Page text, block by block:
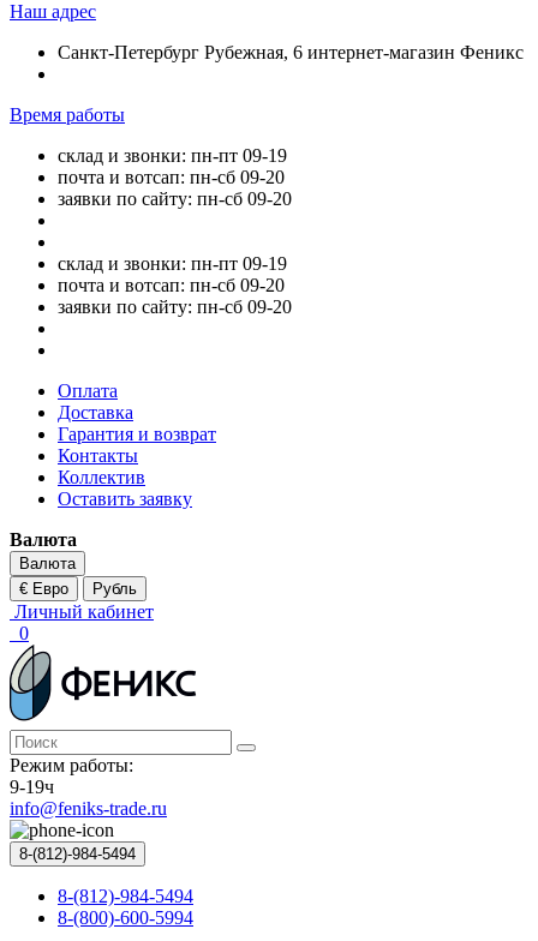
Наш адрес
Санкт-Петербург Рубежная, 6 интернет-магазин Феникс
Время работы
склад и звонки: пн-пт 09-19
почта и вотсап: пн-сб 09-20
заявки по сайту: пн-сб 09-20
склад и звонки: пн-пт 09-19
почта и вотсап: пн-сб 09-20
заявки по сайту: пн-сб 09-20
Оплата
Доставка
Гарантия и возврат
Контакты
Коллектив
Оставить заявку
Валюта
Валюта
€ Евро
Рубль
Личный кабинет
0
Режим работы:
9-19ч
info@feniks-trade.ru
8-(812)-984-5494
8-(812)-984-5494
8-(800)-600-5994